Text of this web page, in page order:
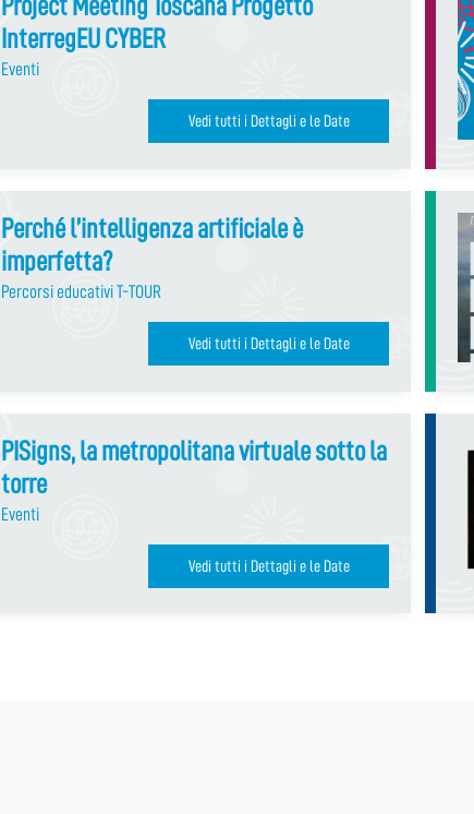
Project Meeting Toscana Progetto
InterregEU CYBER
Eventi
Vedi tutti i Dettagli e le Date
Perché l’intelligenza artificiale è
imperfetta?
Percorsi educativi T-TOUR
Vedi tutti i Dettagli e le Date
PISigns, la metropolitana virtuale sotto la
torre
Eventi
Vedi tutti i Dettagli e le Date